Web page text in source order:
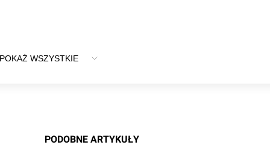
POKAŻ WSZYSTKIE
PODOBNE ARTYKUŁY